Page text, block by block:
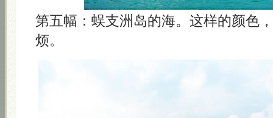
第五幅：蜈支洲岛的海。这样的颜色
烦。